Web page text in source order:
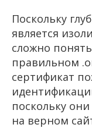
Поскольку
является
сложно
правильном
сертификат
поскольку
на верном